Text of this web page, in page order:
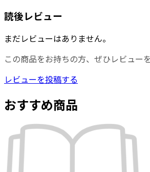
読後レビュー
まだレビューはありません。
この商品をお持ちの方、ぜひレビュー
レビューを投稿する
おすすめ商品